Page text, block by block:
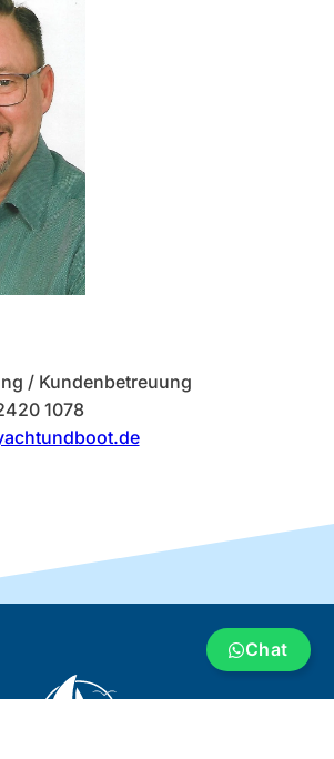
/ Kundenbetreuung
1078
Chat